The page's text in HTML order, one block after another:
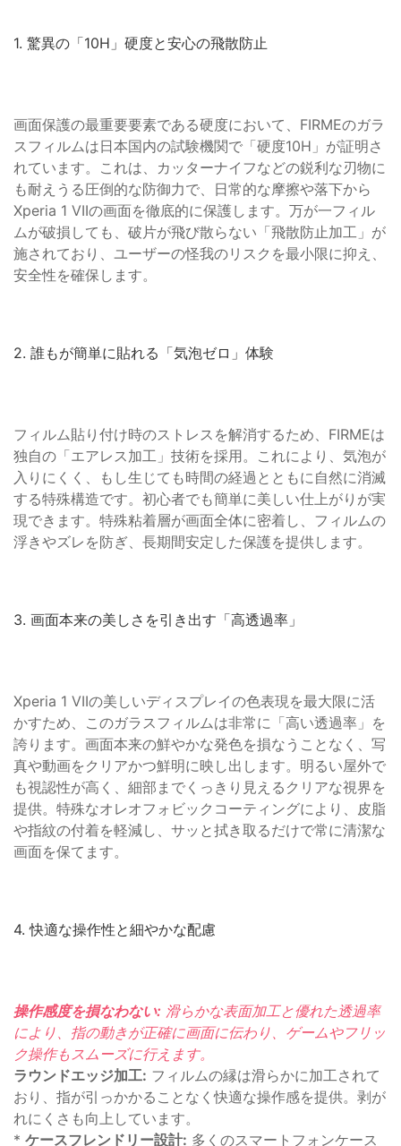
1. 驚異の「10H」硬度と安心の飛散防止
画面保護の最重要要素である硬度において、FIRMEのガラ
スフィルムは日本国内の試験機関で「硬度10H」が証明さ
れています。これは、カッターナイフなどの鋭利な刃物に
も耐えうる圧倒的な防御力で、日常的な摩擦や落下から
Xperia 1 VIIの画面を徹底的に保護します。万が一フィル
ムが破損しても、破片が飛び散らない「飛散防止加工」が
施されており、ユーザーの怪我のリスクを最小限に抑え、
安全性を確保します。
2. 誰もが簡単に貼れる「気泡ゼロ」体験
フィルム貼り付け時のストレスを解消するため、FIRMEは
独自の「エアレス加工」技術を採用。これにより、気泡が
入りにくく、もし生じても時間の経過とともに自然に消滅
する特殊構造です。初心者でも簡単に美しい仕上がりが実
現できます。特殊粘着層が画面全体に密着し、フィルムの
浮きやズレを防ぎ、長期間安定した保護を提供します。
3. 画面本来の美しさを引き出す「高透過率」
Xperia 1 VIIの美しいディスプレイの色表現を最大限に活
かすため、このガラスフィルムは非常に「高い透過率」を
誇ります。画面本来の鮮やかな発色を損なうことなく、写
真や動画をクリアかつ鮮明に映し出します。明るい屋外で
も視認性が高く、細部までくっきり見えるクリアな視界を
提供。特殊なオレオフォビックコーティングにより、皮脂
や指紋の付着を軽減し、サッと拭き取るだけで常に清潔な
画面を保てます。
4. 快適な操作性と細やかな配慮
操作感度を損なわない: 滑らかな表面加工と優れた透過率
により、指の動きが正確に画面に伝わり、ゲームやフリッ
ク操作もスムーズに行えます。
ラウンドエッジ加工: フィルムの縁は滑らかに加工されて
おり、指が引っかかることなく快適な操作感を提供。剥が
れにくさも向上しています。
* ケースフレンドリー設計: 多くのスマートフォンケース